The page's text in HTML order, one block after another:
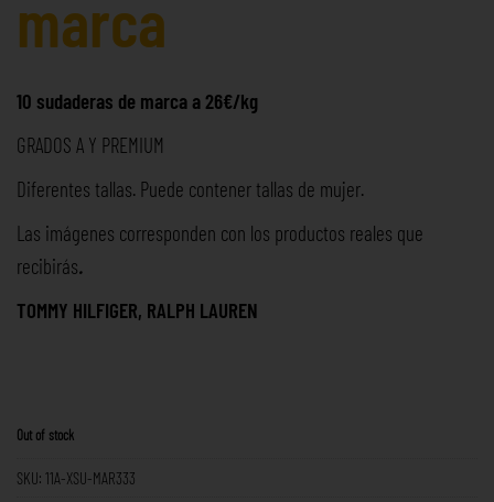
marca
10 sudaderas de marca a 26€/kg
GRADOS A Y PREMIUM
Diferentes tallas. Puede contener tallas de mujer.
Las imágenes corresponden con los productos reales que
recibirás.
TOMMY HILFIGER, RALPH LAUREN
Out of stock
SKU: 11A-XSU-MAR333